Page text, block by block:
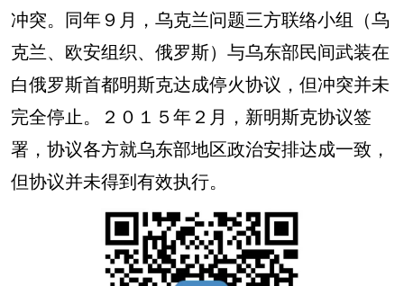
冲突。同年９月，乌克兰问题三方联络小组（乌
克兰、欧安组织、俄罗斯）与乌东部民间武装在
白俄罗斯首都明斯克达成停火协议，但冲突并未
完全停止。２０１５年２月，新明斯克协议签
署，协议各方就乌东部地区政治安排达成一致，
但协议并未得到有效执行。